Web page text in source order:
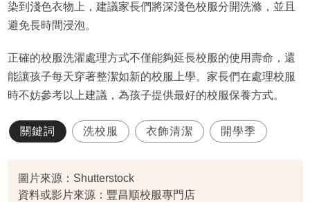
染到淺色衣物上，建議家長們將深淺色校服分開洗滌，並且
避免長時間浸泡。
正確的校服洗濯處理方式不僅能夠延長校服的使用壽命，還
能讓孩子每天穿著整潔如新的校服上學。家長們在處理校服
時不妨參考以上建議，為孩子提供最好的校服保養方式。
關鍵詞 洗校服 衣飾清潔 開學季
圖片來源：Shutterstock
資料或影片來源：豐昌順校服專門店